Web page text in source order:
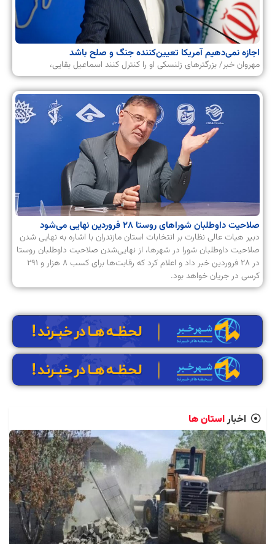
اجازه نمی‌دهیم آمریکا تعیین‌کننده جنگ و صلح باشد
مهروان خبر/ بزرگترهای زلنسکی او را کنترل کنند اسماعیل بقایی،
صلاحیت داوطلبان شوراهای روستا ۲۸ فروردین نهایی می‌شود
دبیر هیات عالی نظارت بر انتخابات استان مازندران با اشاره به نهایی شدن
صلاحیت داوطلبان شورا در شهرها، از نهایی‌شدن صلاحیت داوطلبان روستا
در ۲۸ فروردین خبر داد و اعلام کرد که رقابت‌ها برای کسب ۸ هزار و ۲۹۱
کرسی در جریان خواهد بود.
اخباراستان ها